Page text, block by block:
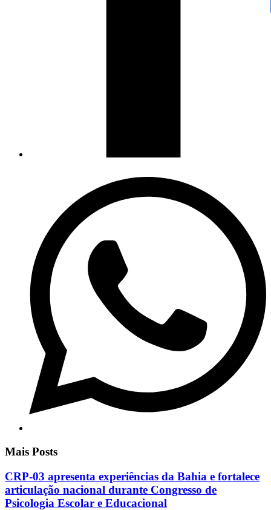
Mais Posts
CRP-03 apresenta experiências da Bahia e fortalece
articulação nacional durante Congresso de
Psicologia Escolar e Educacional